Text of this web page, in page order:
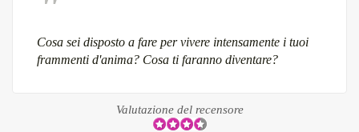
Cosa sei disposto a fare per vivere intensamente i tuoi
frammenti d'anima? Cosa ti faranno diventare?
Valutazione del recensore